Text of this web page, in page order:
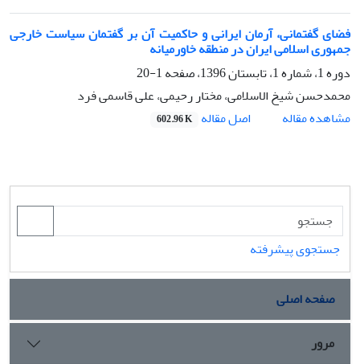
فضای گفتمانی، آرمان ایرانی و حاکمیت آن بر گفتمان سیاست خارجی
جمهوری اسلامی ایران در منطقه خاورمیانه
دوره 1، شماره 1، تابستان 1396، صفحه
1-20
محمدحسن شیخ الاسلامی، مختار رحیمی، علی قاسمی فرد
مشاهده مقاله
اصل مقاله 602.96 K
جستجوی پیشرفته
صفحه اصلی
مرور